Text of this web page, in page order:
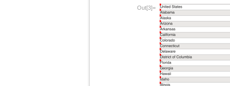
Out[3]=